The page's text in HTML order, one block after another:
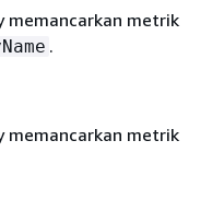
memancarkan metrik
.
memancarkan metrik